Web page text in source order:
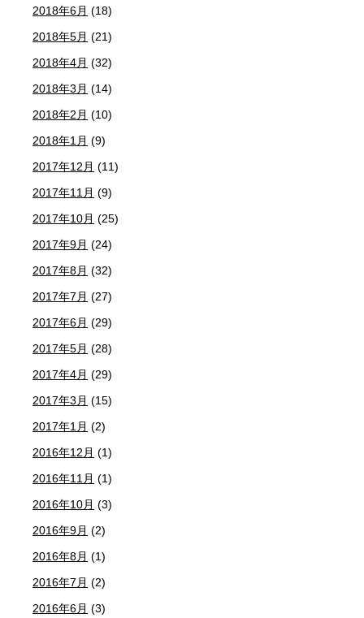
2018年6月 (18)
2018年5月 (21)
2018年4月 (32)
2018年3月 (14)
2018年2月 (10)
2018年1月 (9)
2017年12月 (11)
2017年11月 (9)
2017年10月 (25)
2017年9月 (24)
2017年8月 (32)
2017年7月 (27)
2017年6月 (29)
2017年5月 (28)
2017年4月 (29)
2017年3月 (15)
2017年1月 (2)
2016年12月 (1)
2016年11月 (1)
2016年10月 (3)
2016年9月 (2)
2016年8月 (1)
2016年7月 (2)
2016年6月 (3)